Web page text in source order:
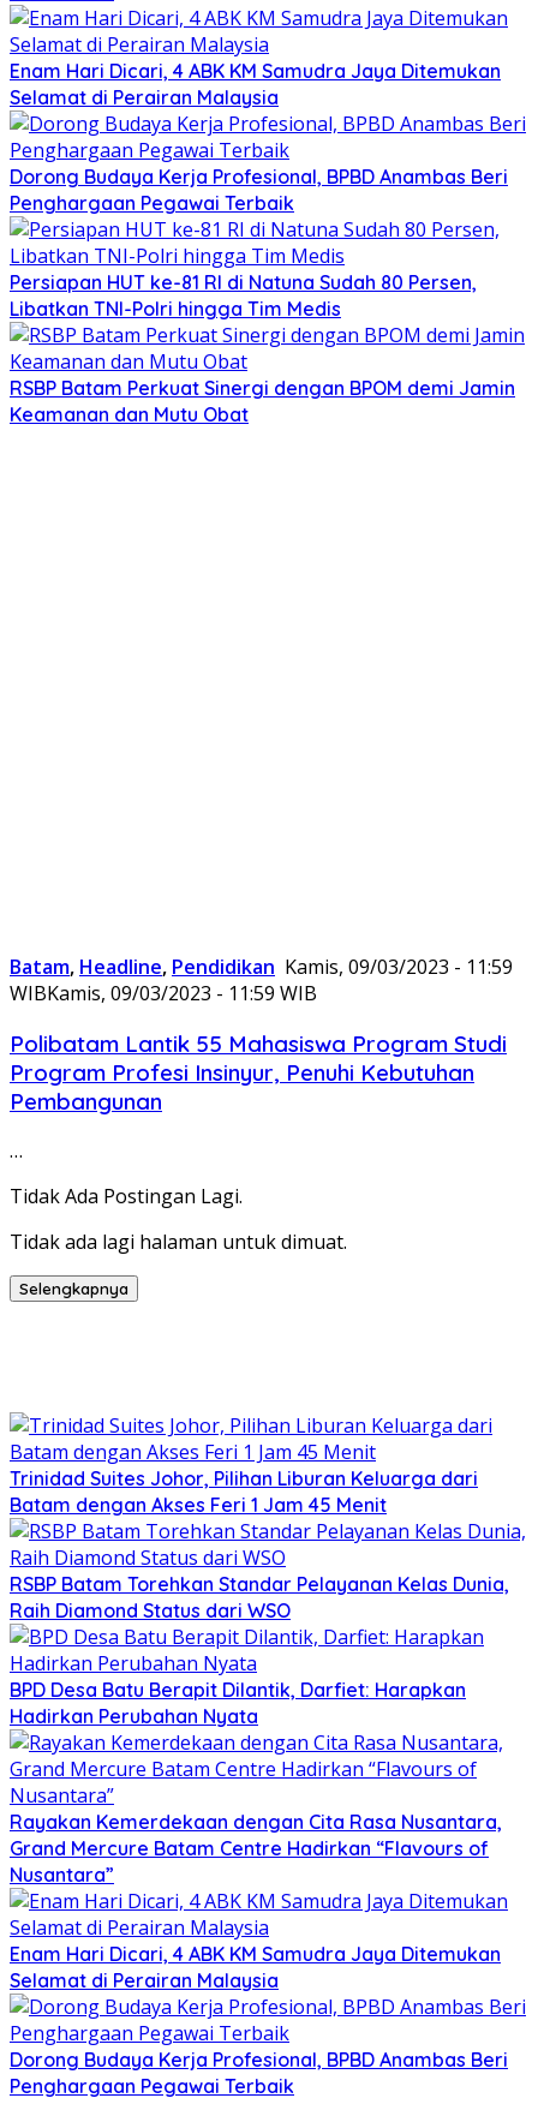
Enam Hari Dicari, 4 ABK KM Samudra Jaya Ditemukan
Selamat di Perairan Malaysia
Dorong Budaya Kerja Profesional, BPBD Anambas Beri
Penghargaan Pegawai Terbaik
Persiapan HUT ke-81 RI di Natuna Sudah 80 Persen,
Libatkan TNI-Polri hingga Tim Medis
RSBP Batam Perkuat Sinergi dengan BPOM demi Jamin
Keamanan dan Mutu Obat
Batam, Headline, Pendidikan Kamis, 09/03/2023 - 11:59
WIBKamis, 09/03/2023 - 11:59 WIB
Polibatam Lantik 55 Mahasiswa Program Studi
Program Profesi Insinyur, Penuhi Kebutuhan
Pembangunan
…
Tidak Ada Postingan Lagi.
Tidak ada lagi halaman untuk dimuat.
Selengkapnya
Trinidad Suites Johor, Pilihan Liburan Keluarga dari
Batam dengan Akses Feri 1 Jam 45 Menit
RSBP Batam Torehkan Standar Pelayanan Kelas Dunia,
Raih Diamond Status dari WSO
BPD Desa Batu Berapit Dilantik, Darfiet: Harapkan
Hadirkan Perubahan Nyata
Rayakan Kemerdekaan dengan Cita Rasa Nusantara,
Grand Mercure Batam Centre Hadirkan “Flavours of
Nusantara”
Enam Hari Dicari, 4 ABK KM Samudra Jaya Ditemukan
Selamat di Perairan Malaysia
Dorong Budaya Kerja Profesional, BPBD Anambas Beri
Penghargaan Pegawai Terbaik